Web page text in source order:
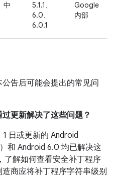
中
5.1.1、
6.0、
6.0.1
Google
内部
告后可能会提出的常见问
更新解决了这些问题？
日或更新的 Android
和 Android 6.0 均已解决这
，了解如何查看安全补丁程序
商应将补丁程序字符串级别